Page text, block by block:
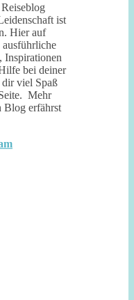
ist
Hier auf
Inspirationen
bei deiner
viel Spaß
Mehr
Blog erfährst